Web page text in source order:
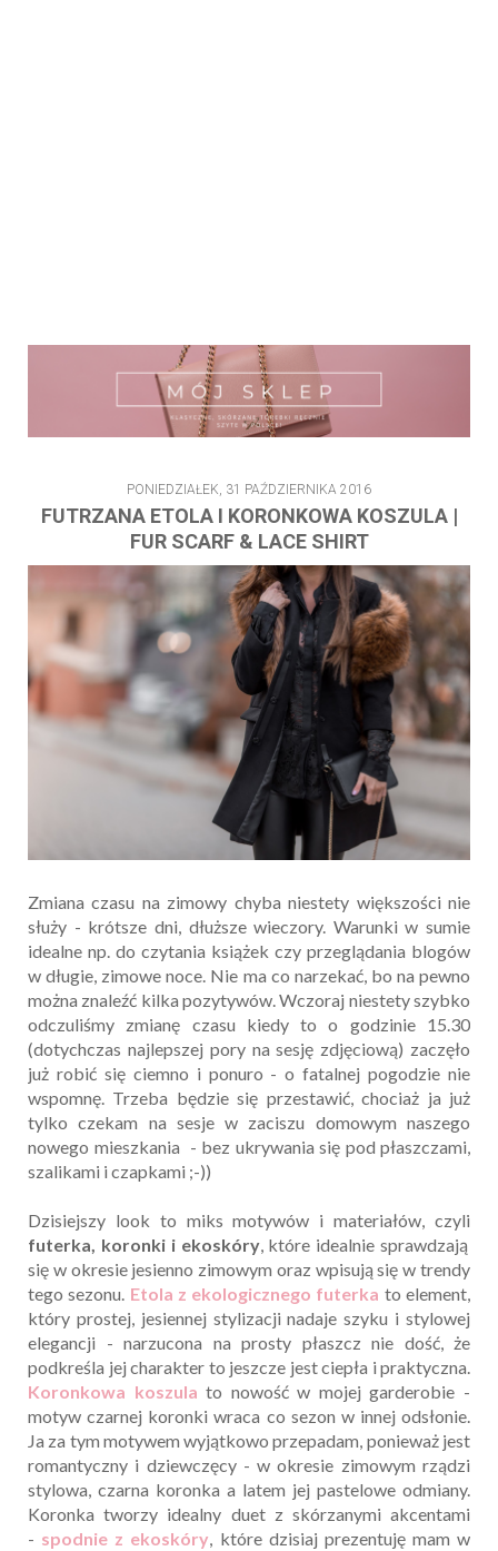
PONIEDZIAŁEK, 31 PAŹDZIERNIKA 2016
FUTRZANA ETOLA I KORONKOWA KOSZULA |
FUR SCARF & LACE SHIRT
Zmiana czasu na zimowy chyba niestety większości nie
służy - krótsze dni, dłuższe wieczory. Warunki w sumie
idealne np. do czytania książek czy przeglądania blogów
w długie, zimowe noce. Nie ma co narzekać, bo na pewno
można znaleźć kilka pozytywów. Wczoraj niestety szybko
odczuliśmy zmianę czasu kiedy to o godzinie 15.30
(dotychczas najlepszej pory na sesję zdjęciową) zaczęło
już robić się ciemno i ponuro - o fatalnej pogodzie nie
wspomnę. Trzeba będzie się przestawić, chociaż ja już
tylko czekam na sesje w zaciszu domowym naszego
nowego mieszkania - bez ukrywania się pod płaszczami,
szalikami i czapkami ;-))
Dzisiejszy look to miks motywów i materiałów, czyli
futerka, koronki i ekoskóry, które idealnie sprawdzają
się w okresie jesienno zimowym oraz wpisują się w trendy
tego sezonu. Etola z ekologicznego futerka to element,
który prostej, jesiennej stylizacji nadaje szyku i stylowej
elegancji - narzucona na prosty płaszcz nie dość, że
podkreśla jej charakter to jeszcze jest ciepła i praktyczna.
Koronkowa koszula to nowość w mojej garderobie -
motyw czarnej koronki wraca co sezon w innej odsłonie.
Ja za tym motywem wyjątkowo przepadam, ponieważ jest
romantyczny i dziewczęcy - w okresie zimowym rządzi
stylowa, czarna koronka a latem jej pastelowe odmiany.
Koronka tworzy idealny duet z skórzanymi akcentami
- spodnie z ekoskóry, które dzisiaj prezentuję mam w